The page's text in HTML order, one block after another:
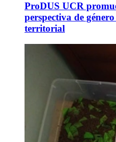
ProDUS UCR
perspectiva de
territorial